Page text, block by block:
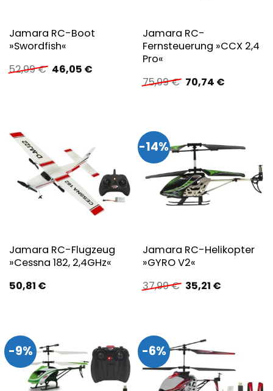
Jamara RC-Boot
»Swordfish«
52,99€ Ursprünglicher
Preis
46,05 €Aktueller
Jamara RC-
Fernsteuerung »CCX 2,4
Pro«
75,99€ Ursprünglicher
Preis
70,74 €Aktueller
Jamara RC-Flugzeug
»Cessna 182, 2,4GHz«
50,81 €
-14%
Jamara RC-Helikopter
»GYRO V2«
37,99€ Ursprünglicher
Preis
35,21 €Aktueller
-9% -6%